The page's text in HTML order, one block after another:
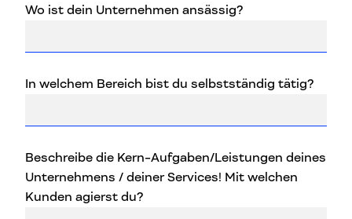
Wo ist dein Unternehmen ansässig?
In welchem Bereich bist du selbstständig tätig?
Beschreibe die Kern-Aufgaben/Leistungen deines
Unternehmens / deiner Services! Mit welchen
Kunden agierst du?